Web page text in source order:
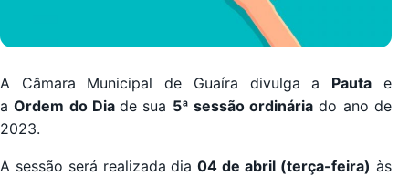
A Câmara Municipal de Guaíra divulga a Pauta e
aOrdem do Diade sua 5ª sessão ordinária do ano de
2023.
A sessão será realizada dia04 de abril (terça-feira) às